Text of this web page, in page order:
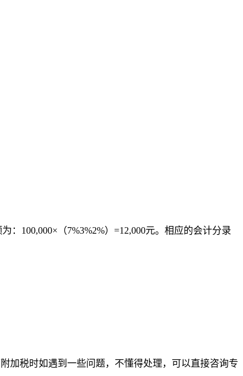
100,000×（7%3%2%）=12,000元。相应的会计分录
加税时如遇到一些问题，不懂得处理，可以直接咨询专